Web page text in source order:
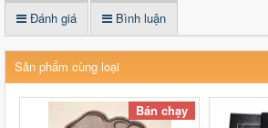
Đánh giá Bình luận
Sản phẩm cùng loại
Bán chạy